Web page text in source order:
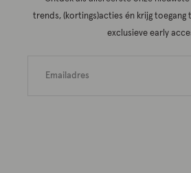
trends, (kortings)acties én krijg toegang
exclusieve early